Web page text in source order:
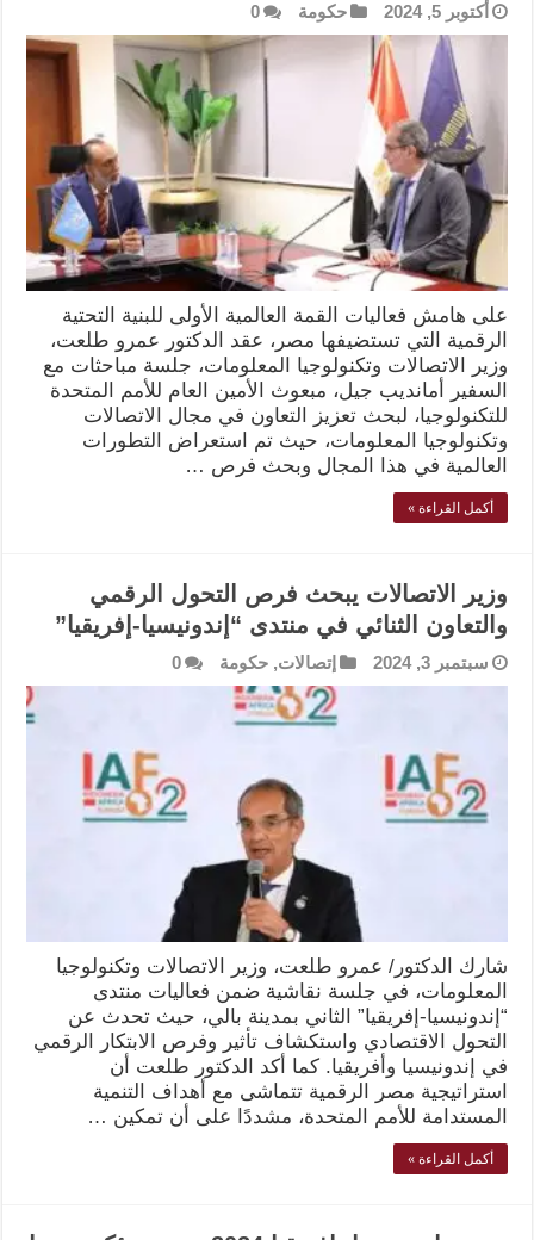
أكتوبر 5, 2024 حكومة 0
على هامش فعاليات القمة العالمية الأولى للبنية التحتية
الرقمية التي تستضيفها مصر، عقد الدكتور عمرو طلعت،
وزير الاتصالات وتكنولوجيا المعلومات، جلسة مباحثات مع
السفير أمانديب جيل، مبعوث الأمين العام للأمم المتحدة
للتكنولوجيا، لبحث تعزيز التعاون في مجال الاتصالات
وتكنولوجيا المعلومات، حيث تم استعراض التطورات
العالمية في هذا المجال وبحث فرص …
أكمل القراءة »
وزير الاتصالات يبحث فرص التحول الرقمي
والتعاون الثنائي في منتدى “إندونيسيا-إفريقيا”
سبتمبر 3, 2024 إتصالات,حكومة 0
شارك الدكتور/ عمرو طلعت، وزير الاتصالات وتكنولوجيا
المعلومات، في جلسة نقاشية ضمن فعاليات منتدى
“إندونيسيا-إفريقيا” الثاني بمدينة بالي، حيث تحدث عن
التحول الاقتصادي واستكشاف تأثير وفرص الابتكار الرقمي
في إندونيسيا وأفريقيا. كما أكد الدكتور طلعت أن
استراتيجية مصر الرقمية تتماشى مع أهداف التنمية
المستدامة للأمم المتحدة، مشددًا على أن تمكين …
أكمل القراءة »